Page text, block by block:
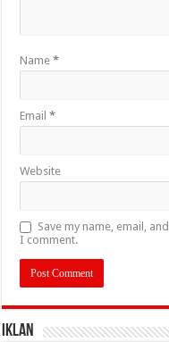
Name*
Email*
Website
Save my name, email,
I comment.
IKLAN